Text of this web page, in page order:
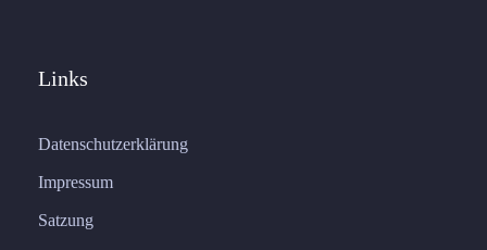
Links
Datenschutzerklärung
Impressum
Satzung